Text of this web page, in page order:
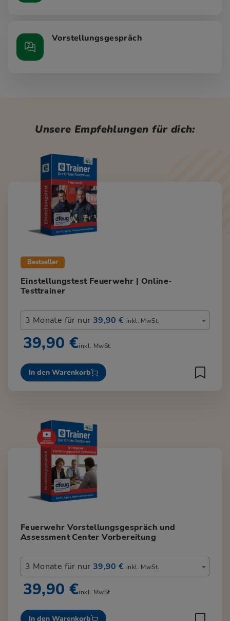
Vorstellungsgespräch
Unsere Empfehlungen für dich:
Bestseller
Einstellungstest Feuerwehr | Online-
Testtrainer
3 Monate für nur 39,90 € inkl. MwSt.
39,90 €inkl. MwSt.
In den Warenkorb
Feuerwehr Vorstellungsgespräch und
Assessment Center Vorbereitung
3 Monate für nur 39,90 € inkl. MwSt.
39,90 €inkl. MwSt.
In den Warenkorb